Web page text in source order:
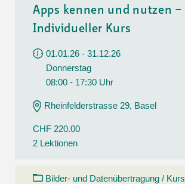
Apps kennen und nutzen –
Individueller Kurs
01.01.26 - 31.12.26
Donnerstag
08:00 - 17:30 Uhr
Rheinfelderstrasse 29, Basel
CHF 220.00
2 Lektionen
Bilder- und Datenübertragung / Kurs